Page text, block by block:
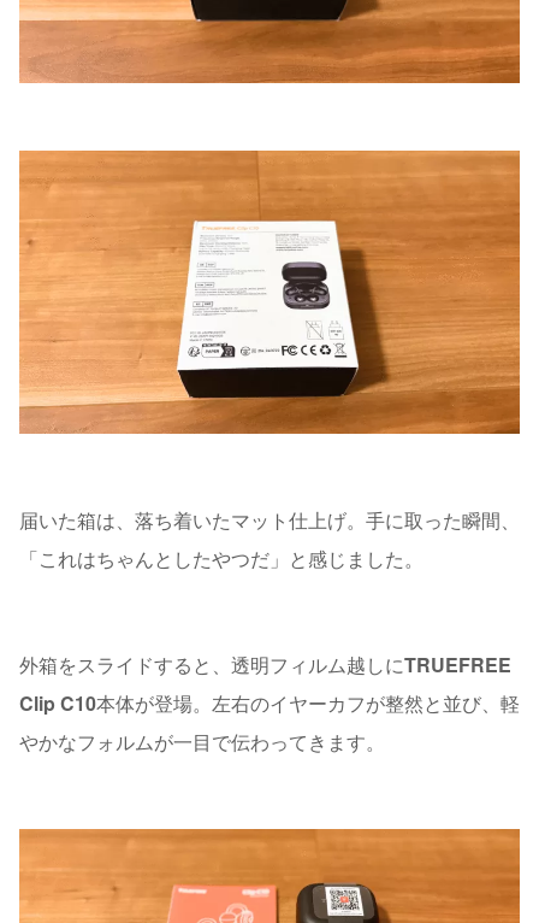
届いた箱は、落ち着いたマット仕上げ。手に取った瞬間、
「これはちゃんとしたやつだ」と感じました。
外箱をスライドすると、透明フィルム越しにTRUEFREE
Clip C10本体が登場。左右のイヤーカフが整然と並び、軽
やかなフォルムが一目で伝わってきます。